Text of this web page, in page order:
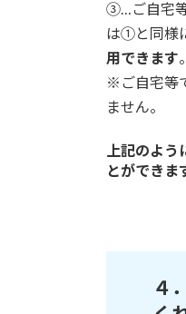
③…ご自宅
は①と同様
用できます。
※ご自宅等
ません。
上記のよ
とができま
４．